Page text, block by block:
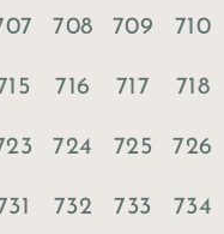
708 709 710
716 717 718
724 725 726
732 733 734